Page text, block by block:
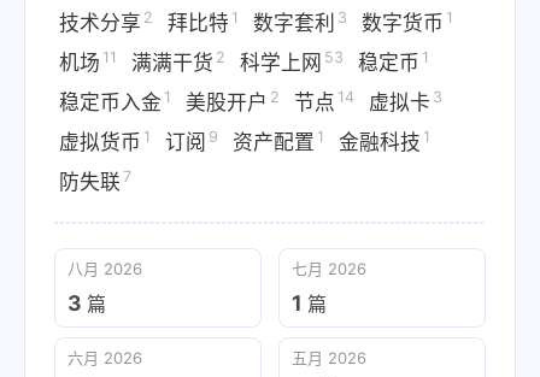
技术分享 2 拜比特 1 数字套利 3 数字货币 1
机场 11 满满干货 2 科学上网 53 稳定币 1
稳定币入金 1 美股开户 2 节点 14 虚拟卡 3
虚拟货币 1 订阅 9 资产配置 1 金融科技 1
防失联 7
八月 2026
3 篇
七月 2026
1 篇
六月 2026 五月 2026